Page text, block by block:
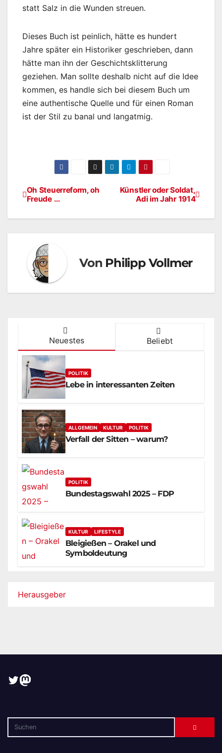
statt Salz in die Wunden streuen.
Dieses Buch ist peinlich, hätte es hundert
Jahre später ein Historiker geschrieben, dann
hätte man ihn der Geschichtsklitterung
geziehen. Man sollte deshalb nicht auf die Idee
kommen, es handle sich bei diesem Buch um
eine authentische Quelle und für einen Roman
ist der Stil zu banal und langatmig.
Beitragsnavigation
Künstler oder Soldat,
Adi im Jahr 1914
Oh Steuerreform, oh
Freude …
Von Philipp Vollmer
Neuestes Beliebt
POLITIK
Lebe in interessanten Zeiten
ALLGEMEIN KULTUR POLITIK
Verfall der Sitten – warum?
POLITIK
Bundestagswahl 2025 – FDP
KULTUR LIFESTYLE
Bleigießen – Orakel und
Symboldeutung
Herausgeber
Twitter
Mastodon